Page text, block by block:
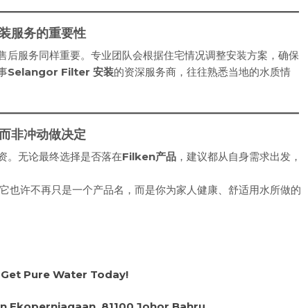
服务的重要性
服务同样重要。专业团队会根据住宅情况调整安装方案，确保
Selangor Filter 安装的资深服务商，往往熟悉当地的水质情
非冲动做决定
。无论最终选择是否落在Filken产品 ，建议都从自身需求出发，
它也许不再只是一个产品名，而是你为家人健康、舒适用水所做的
Pure Water Today!